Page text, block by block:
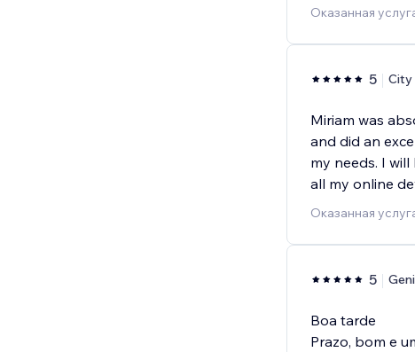
Оказанная
5 City
Miriam was
and did an
my needs. I
all my online
Оказанная
5
Boa tarde
Prazo, bom e